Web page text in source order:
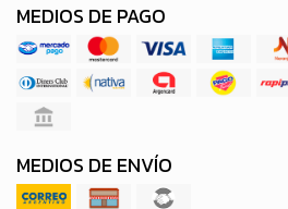
MEDIOS DE PAGO
MEDIOS DE ENVÍO